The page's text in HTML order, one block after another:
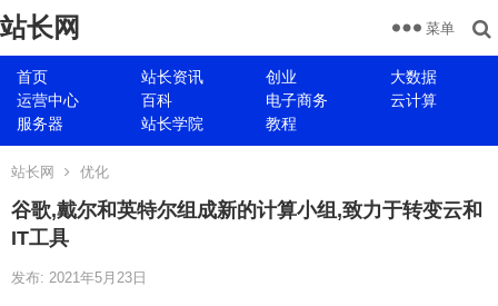
站长网
首页 站长资讯 创业
大数据
运营中心
百科 电子商务
云计算
服务器
站长学院 教程
菜单
站长网 优化
谷歌,戴尔和英特尔组成新的计算小组,致力于转变云和
IT工具
发布: 2021年5月23日